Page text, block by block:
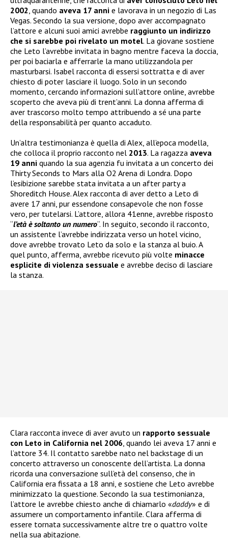
2002 , quando aveva 17 anni e lavorava in un negozio di Las
Vegas. Secondo la sua versione, dopo aver accompagnato
l’attore e alcuni suoi amici avrebbe raggiunto un indirizzo
che si sarebbe poi rivelato un motel. La giovane sostiene
che Leto l’avrebbe invitata in bagno mentre faceva la doccia,
per poi baciarla e afferrarle la mano utilizzandola per
masturbarsi. Isabel racconta di essersi sottratta e di aver
chiesto di poter lasciare il luogo. Solo in un secondo
momento, cercando informazioni sull’attore online, avrebbe
scoperto che aveva più di trent’anni. La donna afferma di
aver trascorso molto tempo attribuendo a sé una parte
della responsabilità per quanto accaduto.
Un’altra testimonianza è quella di Alex, all’epoca modella,
che colloca il proprio racconto nel 2013. La ragazza aveva
19 anni quando la sua agenzia fu invitata a un concerto dei
Thirty Seconds to Mars alla O2 Arena di Londra. Dopo
l’esibizione sarebbe stata invitata a un after party a
Shoreditch House. Alex racconta di aver detto a Leto di
avere 17 anni, pur essendone consapevole che non fosse
vero, per tutelarsi. L’attore, allora 41enne, avrebbe risposto
“l’età è soltanto un numero“. In seguito, secondo il racconto,
un assistente l’avrebbe indirizzata verso un hotel vicino,
dove avrebbe trovato Leto da solo e la stanza al buio. A
quel punto, afferma, avrebbe ricevuto più volte minacce
esplicite di violenza sessuale e avrebbe deciso di lasciare
la stanza.
Clara racconta invece di aver avuto un rapporto sessuale
con Leto in California nel 2006 , quando lei aveva 17 anni e
l’attore 34. Il contatto sarebbe nato nel backstage di un
concerto attraverso un conoscente dell’artista. La donna
ricorda una conversazione sull’età del consenso, che in
California era fissata a 18 anni, e sostiene che Leto avrebbe
minimizzato la questione. Secondo la sua testimonianza,
l’attore le avrebbe chiesto anche di chiamarlo «daddy» e di
assumere un comportamento infantile. Clara afferma di
essere tornata successivamente altre tre o quattro volte
nella sua abitazione.